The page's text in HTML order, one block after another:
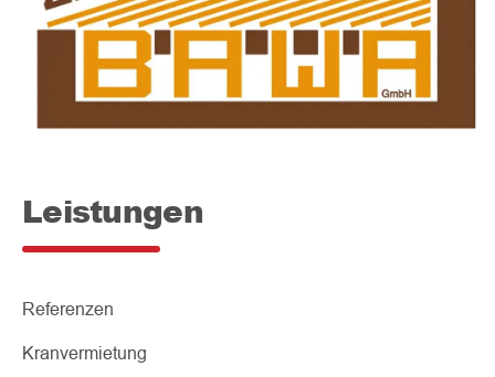
Leistungen
Referenzen
Kranvermietung